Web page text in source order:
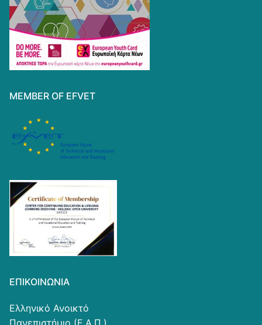
MEMBER OF EFVET
ΕΠΙΚΟΙΝΩΝΊΑ
Ελληνικό Ανοικτό
Πανεπιστήμιο (Ε.Α.Π.)